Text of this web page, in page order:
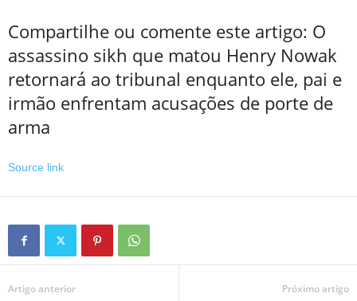
Compartilhe ou comente este artigo: O
assassino sikh que matou Henry Nowak
retornará ao tribunal enquanto ele, pai e
irmão enfrentam acusações de porte de
arma
Source link
Artigo anterior Próximo artigo